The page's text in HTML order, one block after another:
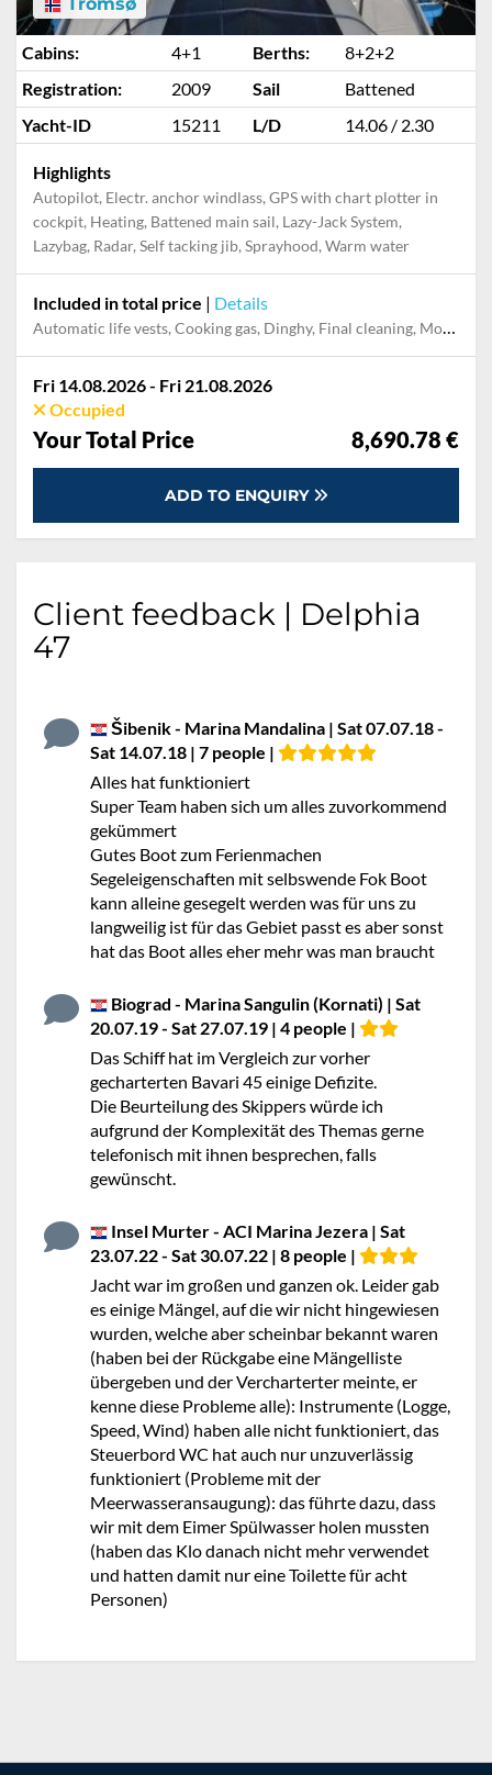
Cabins: 4+1 Berths:
8+2+2
Registration:
2009 Sail
Battened
Yacht-ID
15211 L/D 14.06 / 2.30
Highlights
Autopilot, Electr. anchor windlass, GPS with chart plotter in
cockpit, Heating, Battened main sail, Lazy-Jack System,
Lazybag, Radar, Self tacking jib, Sprayhood, Warm water
Included in total price | Details
Automatic life vests, Cooking gas, Dinghy, Final cleaning, Mooring in home marina during the whole charter, Outboard engine
Fri 14.08.2026 - Fri 21.08.2026
Occupied
Your Total Price 8,690.78 €
ADD TO ENQUIRY
Client feedback | Delphia
47
Šibenik - Marina Mandalina | Sat 07.07.18 -
Sat 14.07.18 | 7 people |
Alles hat funktioniert
Super Team haben sich um alles zuvorkommend
gekümmert
Gutes Boot zum Ferienmachen
Segeleigenschaften mit selbswende Fok Boot
kann alleine gesegelt werden was für uns zu
langweilig ist für das Gebiet passt es aber sonst
hat das Boot alles eher mehr was man braucht
Biograd - Marina Sangulin (Kornati) | Sat
20.07.19 - Sat 27.07.19 | 4 people |
Das Schiff hat im Vergleich zur vorher
gecharterten Bavari 45 einige Defizite.
Die Beurteilung des Skippers würde ich
aufgrund der Komplexität des Themas gerne
telefonisch mit ihnen besprechen, falls
gewünscht.
Insel Murter - ACI Marina Jezera | Sat
23.07.22 - Sat 30.07.22 | 8 people |
Jacht war im großen und ganzen ok. Leider gab
es einige Mängel, auf die wir nicht hingewiesen
wurden, welche aber scheinbar bekannt waren
(haben bei der Rückgabe eine Mängelliste
übergeben und der Vercharterter meinte, er
kenne diese Probleme alle): Instrumente (Logge,
Speed, Wind) haben alle nicht funktioniert, das
Steuerbord WC hat auch nur unzuverlässig
funktioniert (Probleme mit der
Meerwasseransaugung): das führte dazu, dass
wir mit dem Eimer Spülwasser holen mussten
(haben das Klo danach nicht mehr verwendet
und hatten damit nur eine Toilette für acht
Personen)